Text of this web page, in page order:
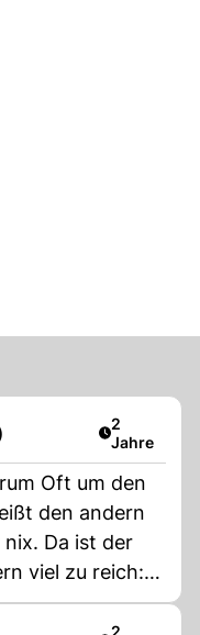
Artikel
2
Jahre
Oft um den
den andern
Da ist der
viel zu reich:
an Und hobelt
Artikel
2